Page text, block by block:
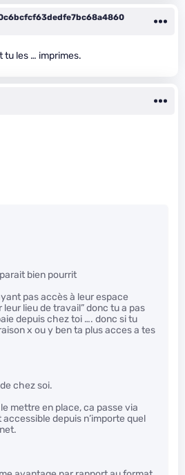
tu les … imprimes.
bien pourrit
pas accès à leur espace
lieu de travail” donc tu a pas
depuis chez toi …. donc si tu
x ou y ben ta plus acces a tes
chez soi.
mettre en place, ca passe via
accessible depuis n’importe quel